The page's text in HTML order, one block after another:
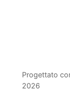
Progettato
2026